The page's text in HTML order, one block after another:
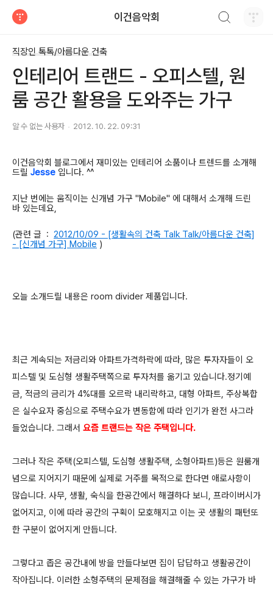
이건음악회
직장인 톡톡/아름다운 건축
인테리어 트랜드 - 오피스텔, 원
룸 공간 활용을 도와주는 가구
알 수 없는 사용자 2012. 10. 22. 09:31
이건음악회 블로그에서 재미있는 인테리어 소품이나 트렌드를 소개해
드릴 Jesse 입니다. ^^
지난 번에는 움직이는 신개념 가구 "Mobile" 에 대해서 소개해 드린
바 있는데요,
(관련 글 : 2012/10/09 - [생활속의 건축 Talk Talk/아름다운 건축]
- [신개념 가구] Mobile )
오늘 소개드릴 내용은 room divider 제품입니다.
최근 계속되는 저금리와 아파트가격하락에 따라, 많은 투자자들이 오
피스텔 및 도심형 생활주택쪽으로 투자처를 옮기고 있습니다.정기예
금, 적금의 금리가 4%대를 오르락 내리락하고, 대형 아파트, 주상복합
은 실수요자 중심으로 주택수요가 변동함에 따라 인기가 완전 사그라
들었습니다. 그래서 요즘 트랜드는 작은 주택입니다.
그러나 작은 주택(오피스텔, 도심형 생활주택, 소형아파트)등은 원룸개
념으로 지어지기 때문에 실제로 거주를 목적으로 한다면 애로사항이
많습니다. 사무, 생활, 숙식을 한공간에서 해결하다 보니, 프라이버시가
없어지고, 이에 따라 공간의 구획이 모호해지고 이는 곳 생활의 패턴또
한 구분이 없어지게 만듭니다.
그렇다고 좁은 공간내에 방을 만들다보면 집이 답답하고 생활공간이
작아집니다. 이러한 소형주택의 문제점을 해결해줄 수 있는 가구가 바